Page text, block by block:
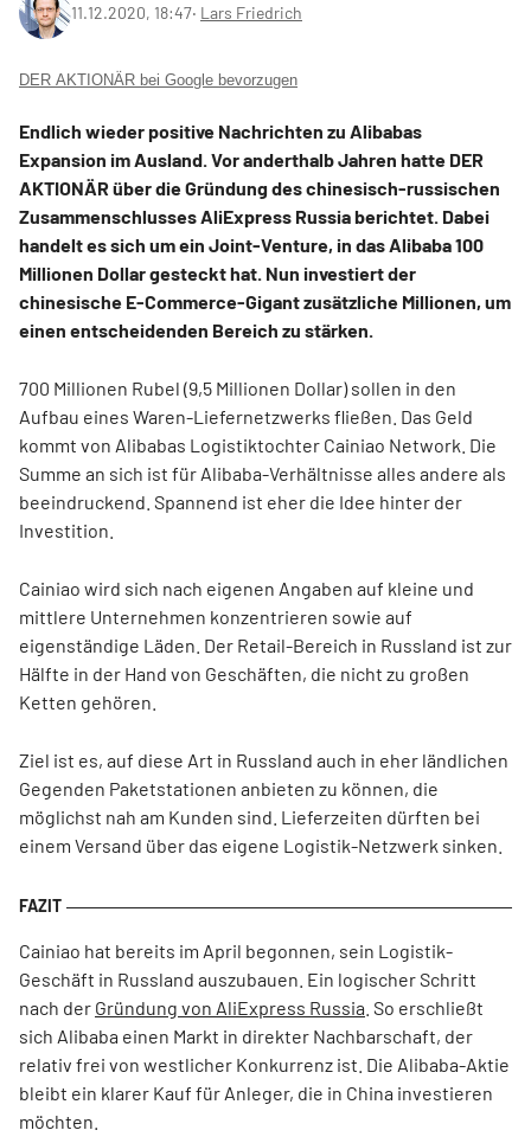
11.12.2020, 18:47‧ Lars Friedrich
DER AKTIONÄR bei Google bevorzugen
Endlich wieder positive Nachrichten zu Alibabas
Expansion im Ausland. Vor anderthalb Jahren hatte DER
AKTIONÄR über die Gründung des chinesisch-russischen
Zusammenschlusses AliExpress Russia berichtet. Dabei
handelt es sich um ein Joint-Venture, in das Alibaba 100
Millionen Dollar gesteckt hat. Nun investiert der
chinesische E-Commerce-Gigant zusätzliche Millionen, um
einen entscheidenden Bereich zu stärken.
700 Millionen Rubel (9,5 Millionen Dollar) sollen in den
Aufbau eines Waren-Liefernetzwerks fließen. Das Geld
kommt von Alibabas Logistiktochter Cainiao Network. Die
Summe an sich ist für Alibaba-Verhältnisse alles andere als
beeindruckend. Spannend ist eher die Idee hinter der
Investition.
Cainiao wird sich nach eigenen Angaben auf kleine und
mittlere Unternehmen konzentrieren sowie auf
eigenständige Läden. Der Retail-Bereich in Russland ist zur
Hälfte in der Hand von Geschäften, die nicht zu großen
Ketten gehören.
Ziel ist es, auf diese Art in Russland auch in eher ländlichen
Gegenden Paketstationen anbieten zu können, die
möglichst nah am Kunden sind. Lieferzeiten dürften bei
einem Versand über das eigene Logistik-Netzwerk sinken.
Cainiao hat bereits im April begonnen, sein Logistik-
Geschäft in Russland auszubauen. Ein logischer Schritt
nach der Gründung von AliExpress Russia . So erschließt
sich Alibaba einen Markt in direkter Nachbarschaft, der
relativ frei von westlicher Konkurrenz ist. Die Alibaba-Aktie
bleibt ein klarer Kauf für Anleger, die in China investieren
möchten.